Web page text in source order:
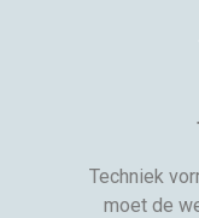
Techniek
moet de